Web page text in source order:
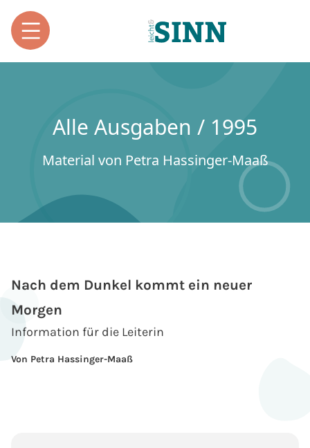
Alle Ausgaben / 1995
Material von Petra Hassinger-Maaß
Nach dem Dunkel kommt ein neuer
Morgen
Information für die Leiterin
Von Petra Hassinger-Maaß